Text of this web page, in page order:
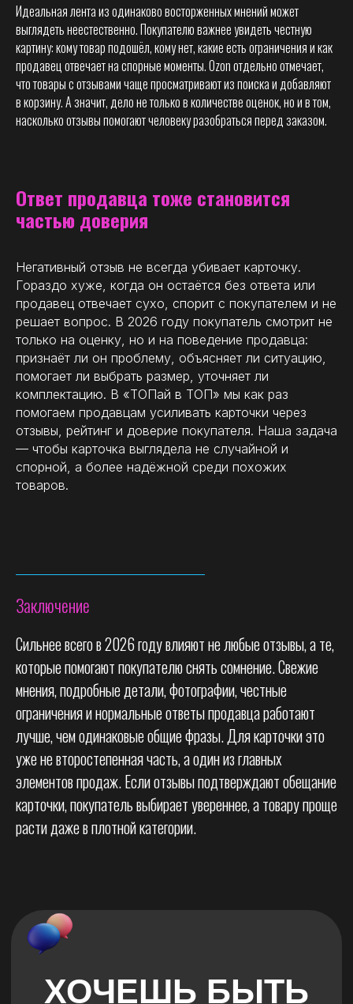
Идеальная лента из одинаково восторженных мнений может
выглядеть неестественно. Покупателю важнее увидеть честную
картину: кому товар подошёл, кому нет, какие есть ограничения и как
продавец отвечает на спорные моменты. Ozon отдельно отмечает,
что товары с отзывами чаще просматривают из поиска и добавляют
в корзину. А значит, дело не только в количестве оценок, но и в том,
насколько отзывы помогают человеку разобраться перед заказом.
Ответ продавца тоже становится
частью доверия
Негативный отзыв не всегда убивает карточку.
Гораздо хуже, когда он остаётся без ответа или
продавец отвечает сухо, спорит с покупателем и не
решает вопрос. В 2026 году покупатель смотрит не
только на оценку, но и на поведение продавца:
признаёт ли он проблему, объясняет ли ситуацию,
помогает ли выбрать размер, уточняет ли
комплектацию. В «ТОПай в ТОП» мы как раз
помогаем продавцам усиливать карточки через
отзывы, рейтинг и доверие покупателя. Наша задача
— чтобы карточка выглядела не случайной и
спорной, а более надёжной среди похожих
товаров.
Заключение
Сильнее всего в 2026 году влияют не любые отзывы, а те,
которые помогают покупателю снять сомнение. Свежие
мнения, подробные детали, фотографии, честные
ограничения и нормальные ответы продавца работают
лучше, чем одинаковые общие фразы. Для карточки это
уже не второстепенная часть, а один из главных
элементов продаж. Если отзывы подтверждают обещание
карточки, покупатель выбирает увереннее, а товару проще
расти даже в плотной категории.